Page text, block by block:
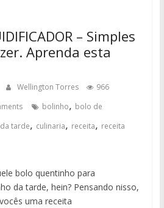
– Simples
Aprenda esta
Wellington Torres
966
bolinho, bolo de
tarde, culinaria, receita, receita
bolo quentinho para
da tarde, hein? Pensando nisso,
uma receita